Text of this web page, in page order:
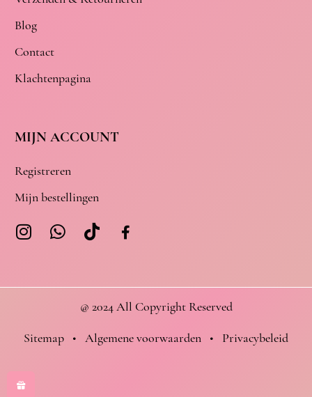
Blog
Contact
Klachtenpagina
MIJN ACCOUNT
Registreren
Mijn bestellingen
@ 2024 All Copyright Reserved
Sitemap • Algemene voorwaarden • Privacybeleid